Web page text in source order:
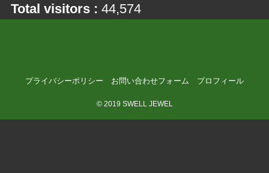
Total visitors : 44,574
プライバシーポリシー お問い合わせフォーム プロフィール
©2019 SWELL JEWEL